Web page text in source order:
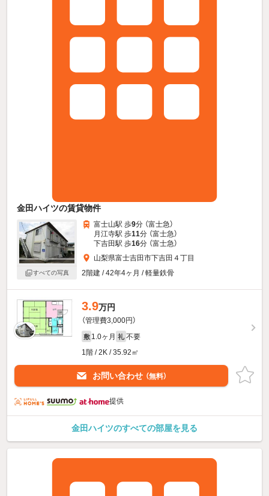
金田ハイツの賃貸物件
すべての写真
富士山駅 歩9分 （富士急）
月江寺駅 歩11分 （富士急）
下吉田駅 歩16分 （富士急）
山梨県富士吉田市下吉田４丁目
2階建 / 42年4ヶ月 / 軽量鉄骨
3.9万円
（管理費3,000円）
敷 1.0ヶ月 礼 不要
1階 / 2K / 35.92㎡
お問い合わせ （無料）
提供
金田ハイツのすべての部屋を見る